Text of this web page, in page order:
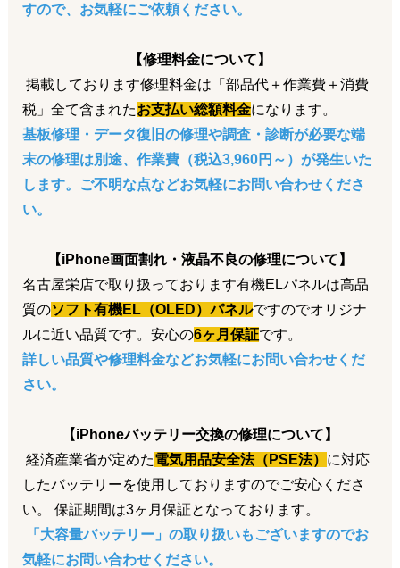
画面割れやバッテリー交換もお得に修理できます。
👨‍👩‍👧‍👦 セット割
複数台または複数か所の修理をご依頼で、
ご家族や友人と一緒の修理もお得！
・2台修理（または2か所修理）→500円OFF
・3台修理（または3か所修理）→1,000円OFF
友達同士や家族まとめてのご依頼も対象です。
🛡️ 強化ガラスフィルム特別価格
画面修理をご利用のお客様限定で、
・通常2,500円+tax
↓
・特別価格1,500円+tax（貼付け作業費込み）
修理後の画面保護におすすめです。
✅ 学割 500円OFF
✅ レビュー割 500円OFF
合計で1,000円OFF！
※修理料金10,000円以下の場合は500円OFF
名古屋・栄でiPhone修理なら
ダイワンテレコム名古屋栄店 は、地下鉄栄駅から徒歩約4分の総
すので、お気軽にご依頼ください。
【修理料金について】
掲載しております修理料金は「部品代＋作業費＋消費
税」全て含まれたお支払い総額料金になります。
基板修理・データ復旧の修理や調査・診断が必要な端
末の修理は別途、作業費（税込3,960円～）が発生いた
します。ご不明な点などお気軽にお問い合わせくださ
い。
【iPhone画面割れ・液晶不良の修理について】
名古屋栄店で取り扱っております有機ELパネルは高品
質のソフト有機EL（OLED）パネルですのでオリジナ
ルに近い品質です。安心の6ヶ月保証です。
詳しい品質や修理料金などお気軽にお問い合わせくだ
さい。
【iPhoneバッテリー交換の修理について】
経済産業省が定めた電気用品安全法（PSE法） に対応
したバッテリーを使用しておりますのでご安心くださ
い。 保証期間は3ヶ月保証となっております。
「大容量バッテリー」の取り扱いもございますのでお
気軽にお問い合わせください。